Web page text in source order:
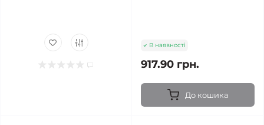
В наявності
917.90 грн.
До кошика